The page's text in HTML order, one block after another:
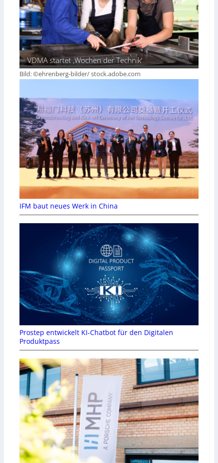
VDMA startet ‚Wochen der Technik‘
Bild: ©ehrenberg-bilder/ stock.adobe.com
IFM baut neues Werk in China
Prostep entwickelt KI-Chatbot für den Digitalen
Produktpass